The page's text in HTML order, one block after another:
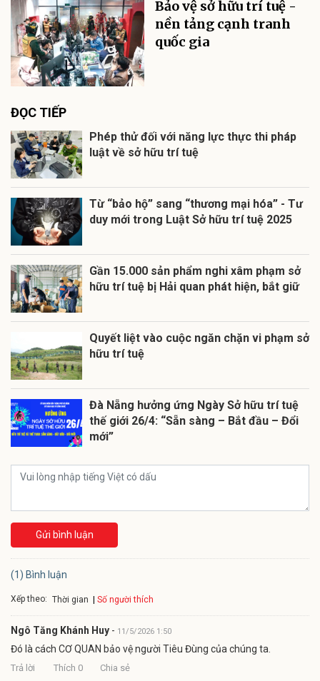
Bảo vệ sở hữu trí tuệ -
nền tảng cạnh tranh
quốc gia
ĐỌC TIẾP
Phép thử đối với năng lực thực thi pháp
luật về sở hữu trí tuệ
Từ “bảo hộ” sang “thương mại hóa” - Tư
duy mới trong Luật Sở hữu trí tuệ 2025
Gần 15.000 sản phẩm nghi xâm phạm sở
hữu trí tuệ bị Hải quan phát hiện, bắt giữ
Quyết liệt vào cuộc ngăn chặn vi phạm sở
hữu trí tuệ
Đà Nẵng hưởng ứng Ngày Sở hữu trí tuệ
thế giới 26/4: “Sẵn sàng – Bắt đầu – Đổi
mới”
Gửi bình luận
(1) Bình luận
Xếp theo: Thời gian Số người thích
Ngô Tăng Khánh Huy - 11/5/2026 1:50
Đó là cách CƠ QUAN bảo vệ người Tiêu Đùng của chúng ta.
Trả lời Thích 0 Chia sẻ